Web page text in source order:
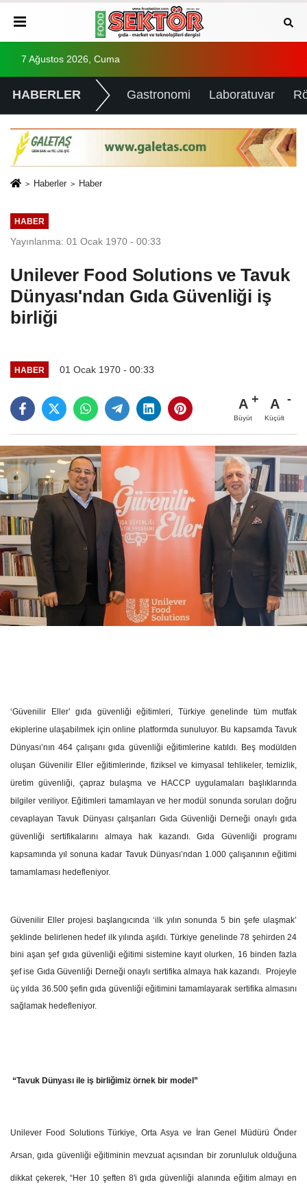
7 Ağustos 2026, Cuma
HABERLER Gastronomi Laboratuvar
Haberler Haber
HABER
Yayınlanma: 01 Ocak 1970 - 00:33
Unilever Food Solutions ve Tavuk
Dünyası'ndan Gıda Güvenliği iş
birliği
HABER 01 Ocak 1970 - 00:33
A
Büyüt
A
Küçült
‘Güvenilir Eller’ gıda güvenliği eğitimleri, Türkiye genelinde tüm mutfak
ekiplerine ulaşabilmek için online platformda sunuluyor. Bu kapsamda Tavuk
Dünyası’nın 464 çalışanı gıda güvenliği eğitimlerine katıldı. Beş modülden
oluşan Güvenilir Eller eğitimlerinde, fiziksel ve kimyasal tehlikeler, temizlik,
üretim güvenliği, çapraz bulaşma ve HACCP uygulamaları başlıklarında
bilgiler veriliyor. Eğitimleri tamamlayan ve her modül sonunda soruları doğru
cevaplayan Tavuk Dünyası çalışanları Gıda Güvenliği Derneği onaylı gıda
güvenliği sertifikalarını almaya hak kazandı. Gıda Güvenliği programı
kapsamında yıl sonuna kadar Tavuk Dünyası’ndan 1.000 çalışanının eğitimi
tamamlaması hedefleniyor.
Güvenilir Eller projesi başlangıcında ‘ilk yılın sonunda 5 bin şefe ulaşmak’
şeklinde belirlenen hedef ilk yılında aşıldı. Türkiye genelinde 78 şehirden 24
bini aşan şef gıda güvenliği eğitimi sistemine kayıt olurken, 16 binden fazla
şef ise Gıda Güvenliği Derneği onaylı sertifika almaya hak kazandı.
Projeyle
üç yılda 36.500 şefin gıda güvenliği eğitimini tamamlayarak sertifika almasını
sağlamak hedefleniyor.
“Tavuk Dünyası ile iş birliğimiz örnek bir model”
Unilever Food Solutions Türkiye, Orta Asya ve İran Genel Müdürü Önder
Arsan, gıda güvenliği eğitiminin mevzuat açısından bir zorunluluk olduğuna
dikkat çekerek, “Her 10 şeften 8'i gıda güvenliği alanında eğitim almayı en